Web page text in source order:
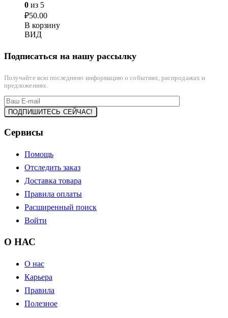
0 из 5
₽50.00
В корзину
ВИД
Подписаться на нашу рассылку
Получайте всю последнюю информацию о событиях, распродажах и
предложениях.
Сервисы
Помощь
Отследить заказ
Доставка товара
Правила оплаты
Расширенный поиск
Войти
О НАС
О нас
Карьера
Правила
Полезное